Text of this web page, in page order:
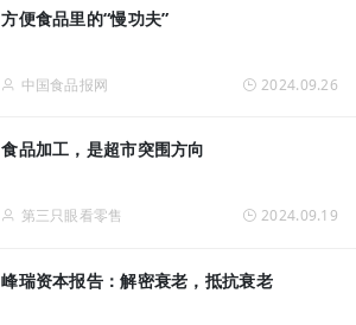
方便食品里的“慢功夫”
中国食品报网 2024.09.26
食品加工，是超市突围方向
第三只眼看零售 2024.09.19
峰瑞资本报告：解密衰老，抵抗衰老